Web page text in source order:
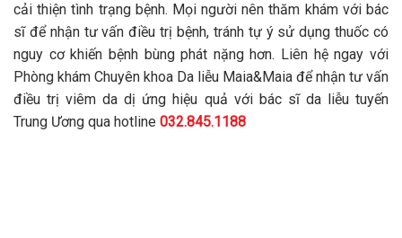
cải thiện tình trạng bệnh. Mọi người nên thăm khám với bác
sĩ để nhận tư vấn điều trị bệnh, tránh tự ý sử dụng thuốc có
nguy cơ khiến bệnh bùng phát nặng hơn. Liên hệ ngay với
Phòng khám Chuyên khoa Da liễu Maia&Maia để nhận tư vấn
điều trị viêm da dị ứng hiệu quả với bác sĩ da liễu tuyến
Trung Ương qua hotline 032.845.1188